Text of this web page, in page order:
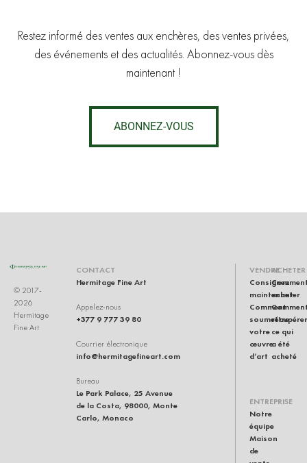
Restez informé des ventes aux enchères, des ventes privées,
des événements et des actualités. Abonnez-vous dès
maintenant !
ABONNEZ-VOUS
© 2017-
2026
Hermitage
Fine Art
CONTACT
Hermitage Fine Art
Appelez-nous
+377 9 777 39 80
Courrier électronique
info@hermitagefineart.com
Bureau
Le Park Palace, 25 Avenue
de la Costa, 98000, Monte
Carlo, Monaco
VENDRE
Consignez
maintenant
Comment
soumettre
votre
œuvre
d’art
ACHETER
acheter
récupérer
ce qui
a été
acheté
ENTREPRISE
Notre
équipe
Maison
de